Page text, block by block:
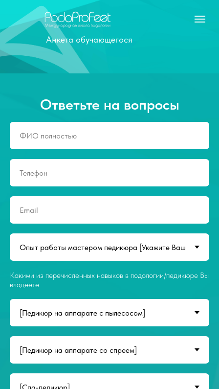
Анкета обучающегося
Ответьте на вопросы
Какими из перечисленных навыков в подологии/педикюре Вы
владеете